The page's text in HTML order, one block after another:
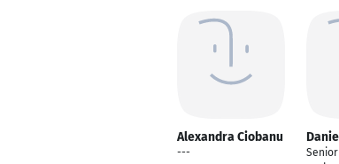
Alexandra Ciobanu
---